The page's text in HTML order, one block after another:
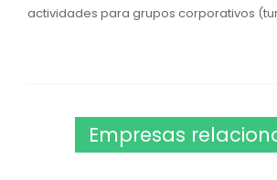
actividades para grupos corporativos
Empresas